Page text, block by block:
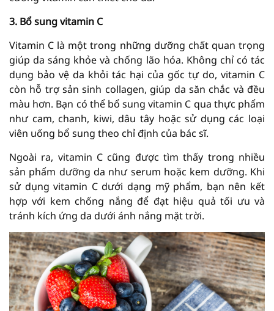
3. Bổ sung vitamin C
Vitamin C là một trong những dưỡng chất quan trọng
giúp da sáng khỏe và chống lão hóa. Không chỉ có tác
dụng bảo vệ da khỏi tác hại của gốc tự do, vitamin C
còn hỗ trợ sản sinh collagen, giúp da săn chắc và đều
màu hơn. Bạn có thể bổ sung vitamin C qua thực phẩm
như cam, chanh, kiwi, dâu tây hoặc sử dụng các loại
viên uống bổ sung theo chỉ định của bác sĩ.
Ngoài ra, vitamin C cũng được tìm thấy trong nhiều
sản phẩm dưỡng da như serum hoặc kem dưỡng. Khi
sử dụng vitamin C dưới dạng mỹ phẩm, bạn nên kết
hợp với kem chống nắng để đạt hiệu quả tối ưu và
tránh kích ứng da dưới ánh nắng mặt trời.